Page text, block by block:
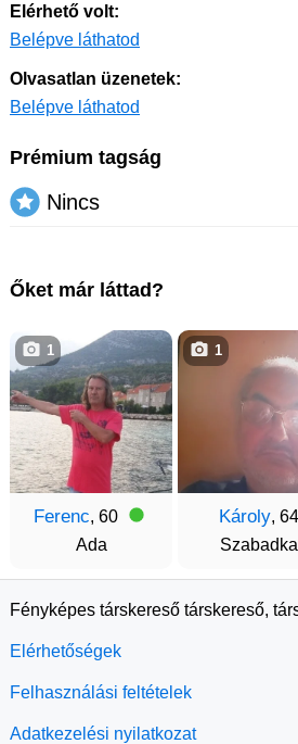
Elérhető volt:
Belépve láthatod
Olvasatlan üzenetek:
Belépve láthatod
Prémium tagság
Nincs
Őket már láttad?
Ferenc, 60
Ada
1
Károly, 64
Szabadka
1
Fényképes társkereső társkereső,
Elérhetőségek
Felhasználási feltételek
Adatkezelési nyilatkozat